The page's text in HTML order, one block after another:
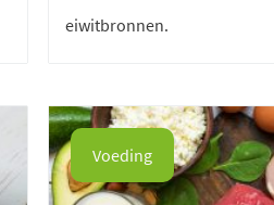
eiwitbronnen.
Voeding